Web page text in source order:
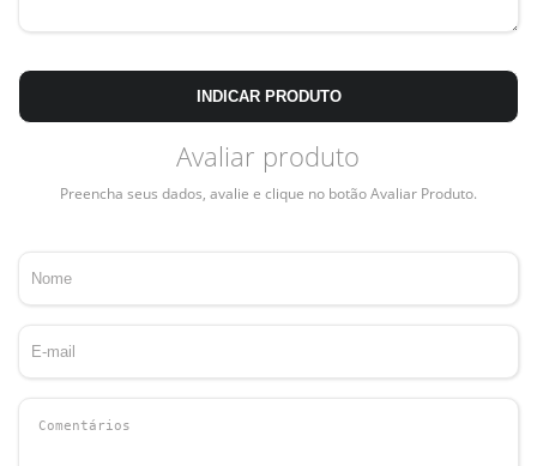
INDICAR PRODUTO
Avaliar produto
Preencha seus dados, avalie e clique no botão Avaliar Produto.